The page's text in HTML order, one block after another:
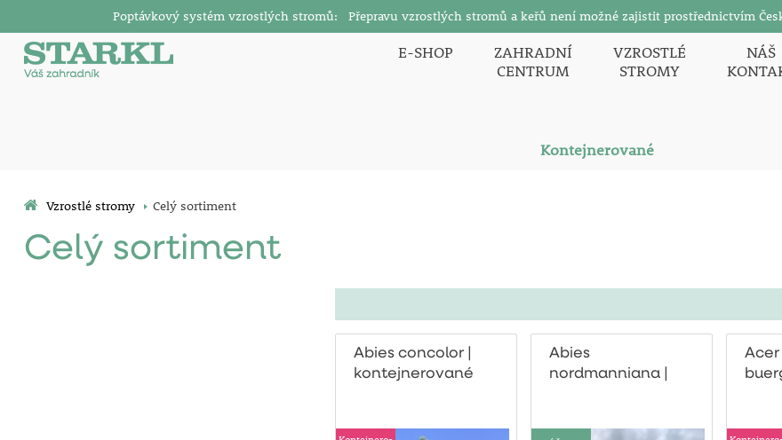
Poptávkový systém vzrostlých stromů: Přepravu vzrostlých stromů a keřů není možné zajistit prostřednictvím
E-SHOP
ZAHRADNÍ
CENTRUM
VZROSTLÉ
STROMY
NÁŠ
Kontejnerované
Vzrostlé stromy Celý sortiment
Celý sortiment
Abies concolor |
kontejnerované
Abies
nordmanniana |
Acer